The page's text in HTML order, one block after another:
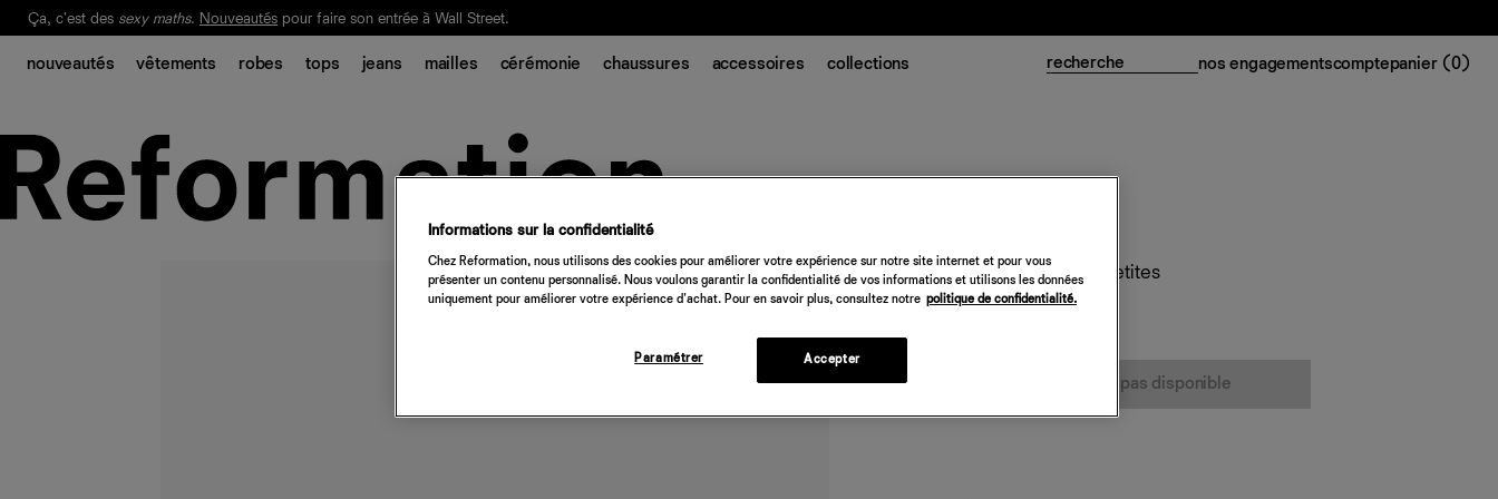
Notre Bilan Responsable 2025 est ici. Lisez-le
Ça, c'est des sexy maths. Nouveautés pour faire son entrée à Wall Street.
nouveautés vêtements robes tops jeans mailles cérémonie chaussures accessoires collections nos engagementscomptepanier (0)
Pantalon en lin Hallie spécial Petites
Désolé, cet article n’est pas disponible
Informations sur la confidentialité
Chez Reformation, nous utilisons des cookies pour améliorer votre expérience sur notre site internet et pour vous
présenter un contenu personnalisé. Nous voulons garantir la confidentialité de vos informations et utilisons les données
uniquement pour améliorer votre expérience d'achat. Pour en savoir plus, consultez notre politique de confidentialité.
Paramétrer Accepter